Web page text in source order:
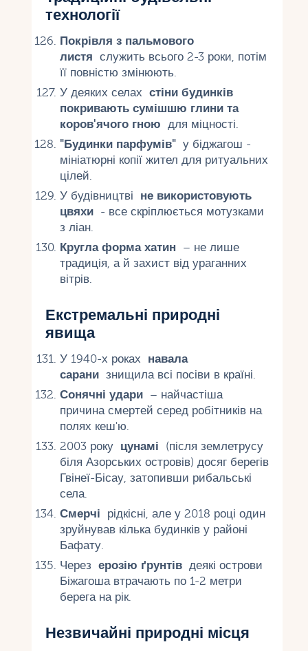
технології
Покрівля з пальмового
листя служить всього 2-3 роки, потім
її повністю змінюють.
У деяких селах стіни будинків
покривають сумішшю глини та
коров'ячого гною для міцності.
"Будинки парфумів"у біджагош -
мініатюрні копії жител для ритуальних
цілей.
У будівництві не використовують
цвяхи- все скріплюється мотузками
з ліан.
Кругла форма хатин – не лише
традиція, а й захист від ураганних
вітрів.
Екстремальні природні
явища
У 1940-х роках навала
саранизнищила всі посіви в країні.
Сонячні удари– найчастіша
причина смертей серед робітників на
полях кеш'ю.
2003 року цунамі (після землетрусу
біля Азорських островів) досяг берегів
Гвінеї-Бісау, затопивши рибальські
села.
Смерчі рідкісні, але у 2018 році один
зруйнував кілька будинків у районі
Бафату.
Через ерозію ґрунтівдеякі острови
Біжагоша втрачають по 1-2 метри
берега на рік.
Незвичайні природні місця